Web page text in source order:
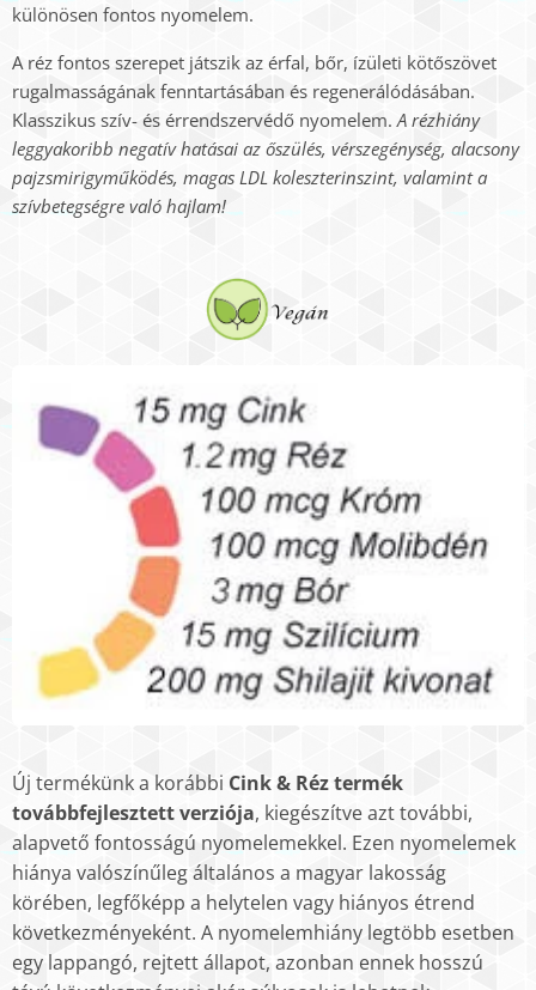
különösen fontos nyomelem.
A réz fontos szerepet játszik az érfal, bőr, ízületi kötőszövet
rugalmasságának fenntartásában és regenerálódásában.
Klasszikus szív- és érrendszervédő nyomelem.A rézhiány
leggyakoribb negatív hatásai az őszülés, vérszegénység, alacsony
pajzsmirigyműködés, magas LDL koleszterinszint, valamint a
szívbetegségre való hajlam!
Új termékünk a korábbi Cink & Réz termék
továbbfejlesztett verziója, kiegészítve azt további,
alapvető fontosságú nyomelemekkel. Ezen nyomelemek
hiánya valószínűleg általános a magyar lakosság
körében, legfőképp a helytelen vagy hiányos étrend
következményeként. A nyomelemhiány legtöbb esetben
egy lappangó, rejtett állapot, azonban ennek hosszú